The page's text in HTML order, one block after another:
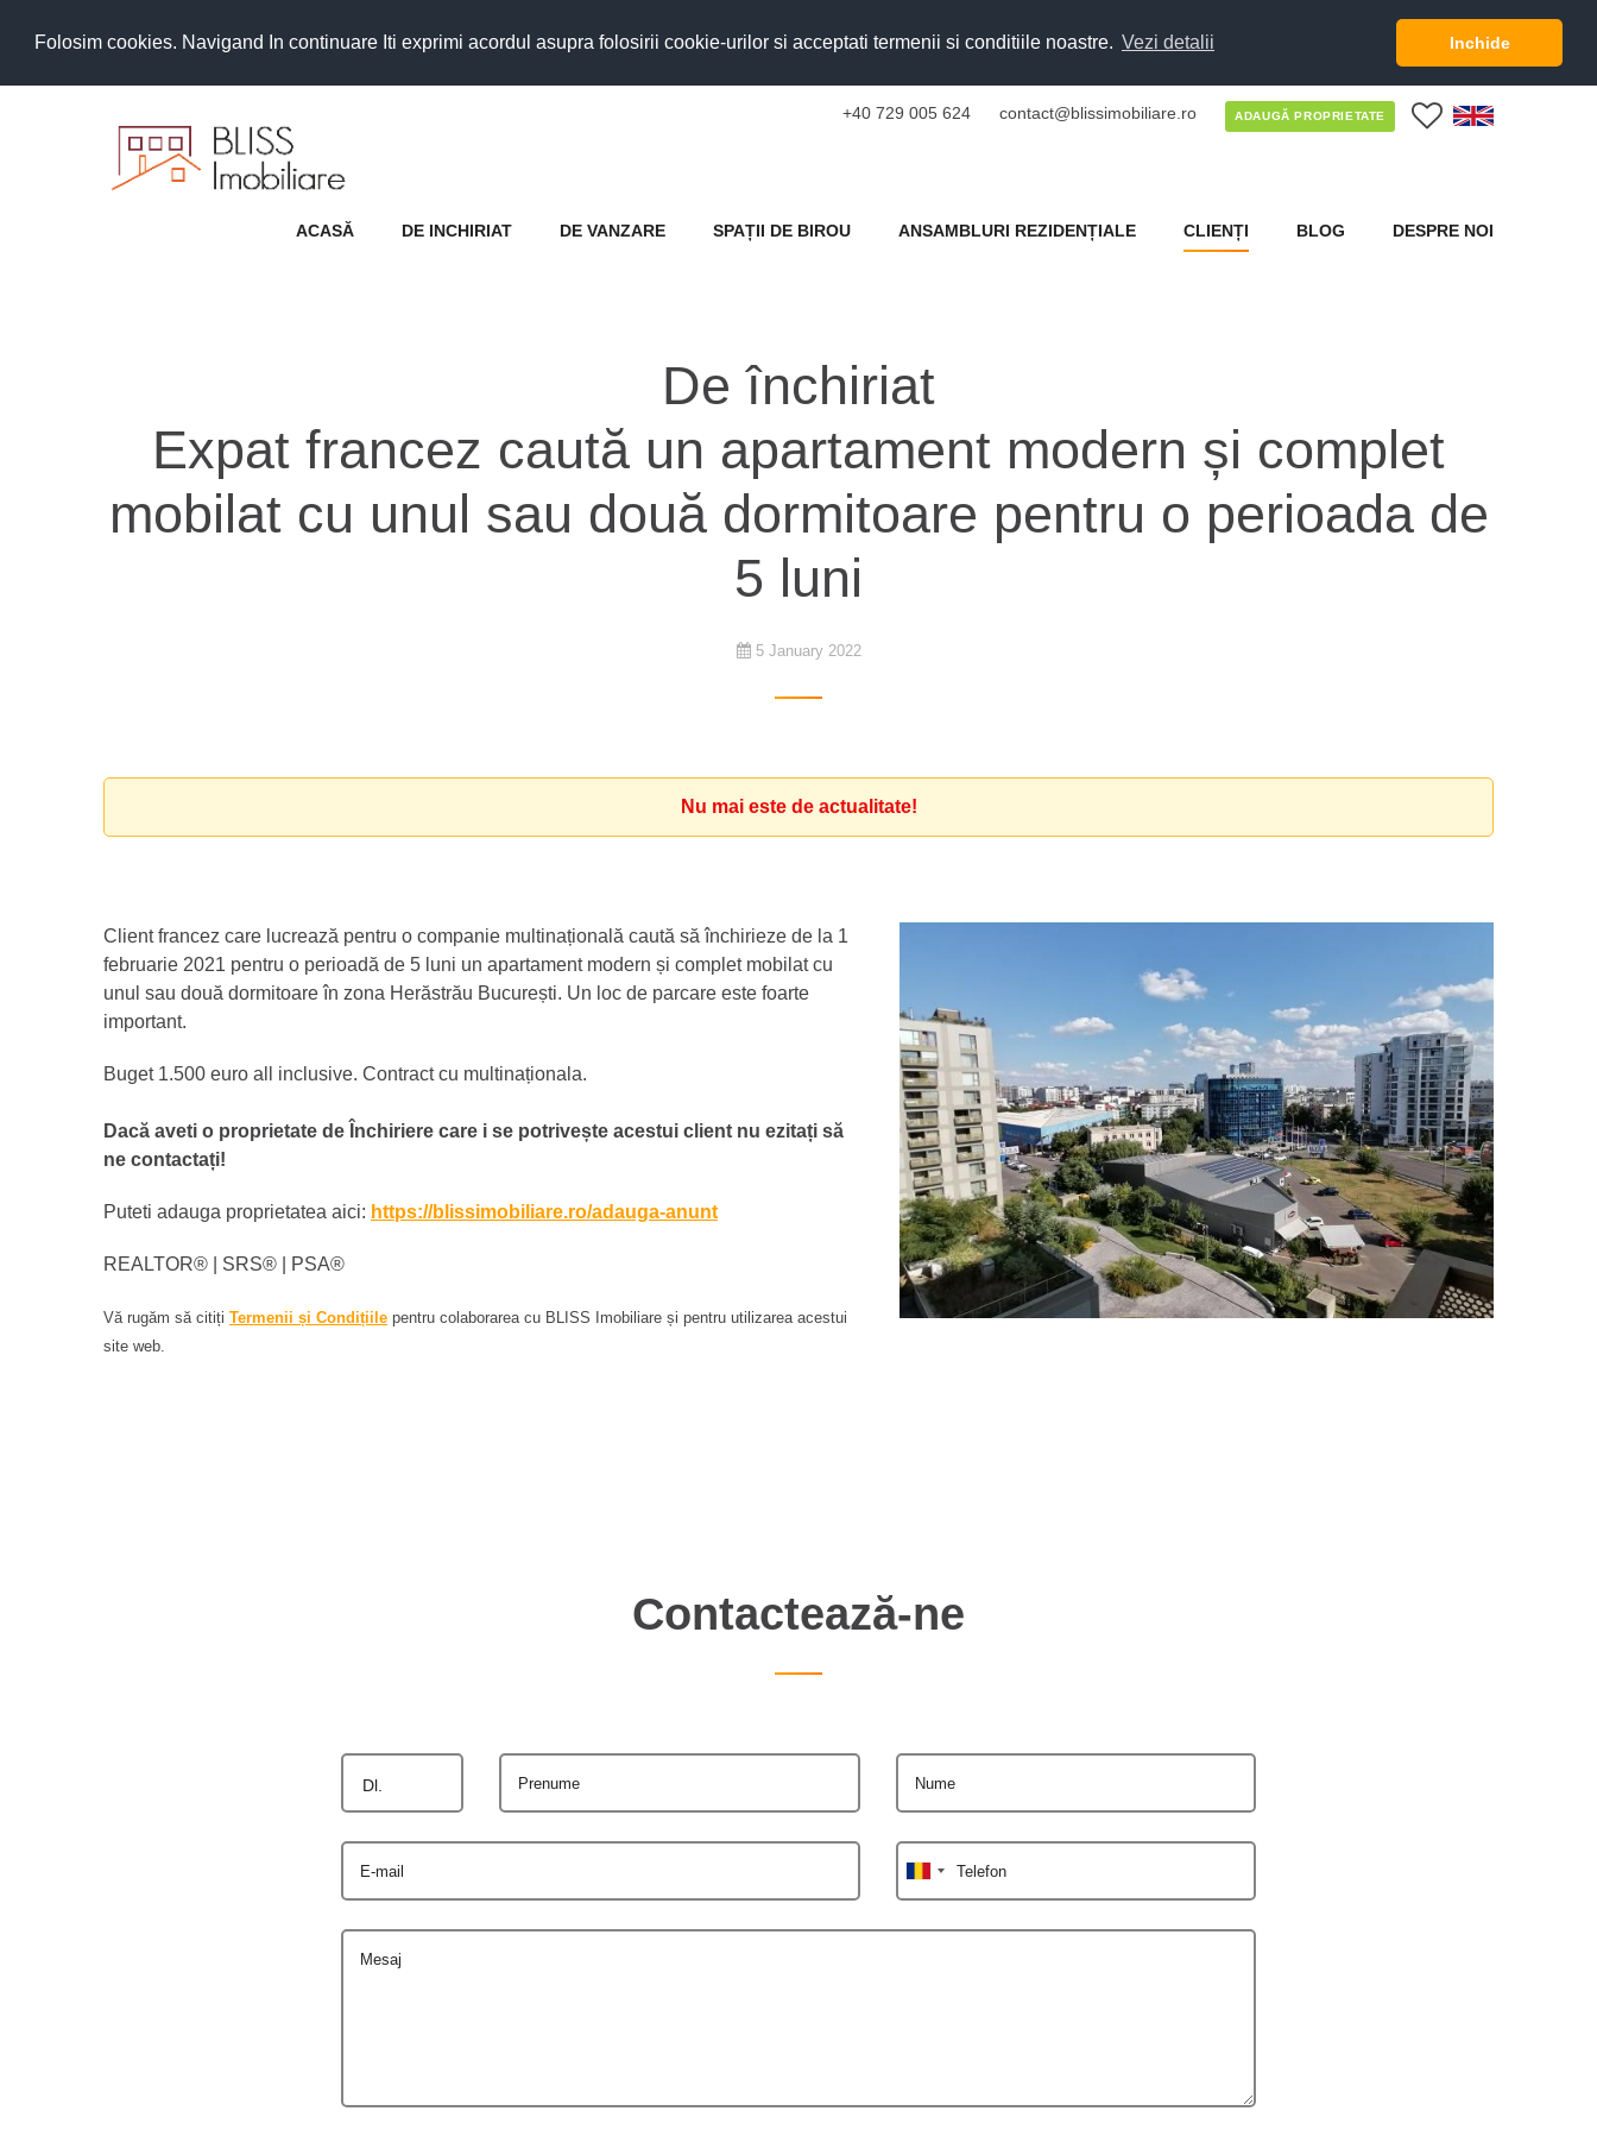
Folosim cookies. Navigand In continuare Iti exprimi acordul asupra folosirii cookie-urilor si acceptati termenii si conditiile noastre. Vezi detalii Inchide
+40 729 005 624 contact@blissimobiliare.ro ADAUGĂ PROPRIETATE
ACASĂ DE INCHIRIAT DE VANZARE SPAȚII DE BIROU ANSAMBLURI REZIDENȚIALE CLIENȚI BLOG DESPRE NOI
De închiriat
Expat francez caută un apartament modern și complet
mobilat cu unul sau două dormitoare pentru o perioada de
5 luni
5 January 2022
Nu mai este de actualitate!
Client francez care lucrează pentru o companie multinațională caută să închirieze de la 1
februarie 2021 pentru o perioadă de 5 luni un apartament modern și complet mobilat cu
unul sau două dormitoare în zona Herăstrău București. Un loc de parcare este foarte
important.
Buget 1.500 euro all inclusive. Contract cu multinaționala.
Dacă aveti o proprietate de Închiriere care i se potrivește acestui client nu ezitați să
ne contactați!
Puteti adauga proprietatea aici: https://blissimobiliare.ro/adauga-anunt
REALTOR®️ | SRS®️ | PSA®️
Vă rugăm să citiți Termenii și Condițiile pentru colaborarea cu BLISS Imobiliare și pentru utilizarea acestui
site web.
Contactează-ne
Dl. Prenume Nume
E-mail Telefon
Mesaj